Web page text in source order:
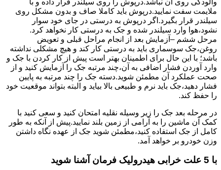
وآلودگی روی آن نباشد.درپوش را روی سیلندر قرار داده و با
ملایمت سفت نمایید.درپوش باید کاملا صاف و بدون مشکل روی
سیلندر قرار بگیرد.اگر درپوش به درستی در جای خود سوار
نشود،هوا وارد سیلندر شده و جک به درستی کار نخواهد کرد.
مرحل ششم –آزمایش بعد از انجام مراحل قبلی و تعویض
روغن،جک سوسماری باید به درستی کار کند و هیچ مشکلی نداشته
باشد؛ با این حال برای اطمینان بهتر است پیش از کار کردن با جک و
وارد آوردن فشار اضافی به آن،چند مرتبه جک را آزمایش کنید و از
صحت عملکرد آن مطمئن شوید.دسته جک را چند مرتبه به پایین
فشار دهید،جک باید نرم و طبیعی بالا بیاید و البته بتواند موقعیت خود
را حفظ کند.
در مرحله بعد جک را زیر وسیله نقلیه امتحان کنید و سعی کنید با
کمک آن ماشین را به آرامی از زمین بلند نمایید.پیش از آنکه به طور
کامل از جک استفاده کنید،مطمئن شوید جک از عهده نگاه داشتن
وزن خودرو بر خواهد آمد.
با 5 علت خرابی هیدرولیک فرمان آشنا شوید